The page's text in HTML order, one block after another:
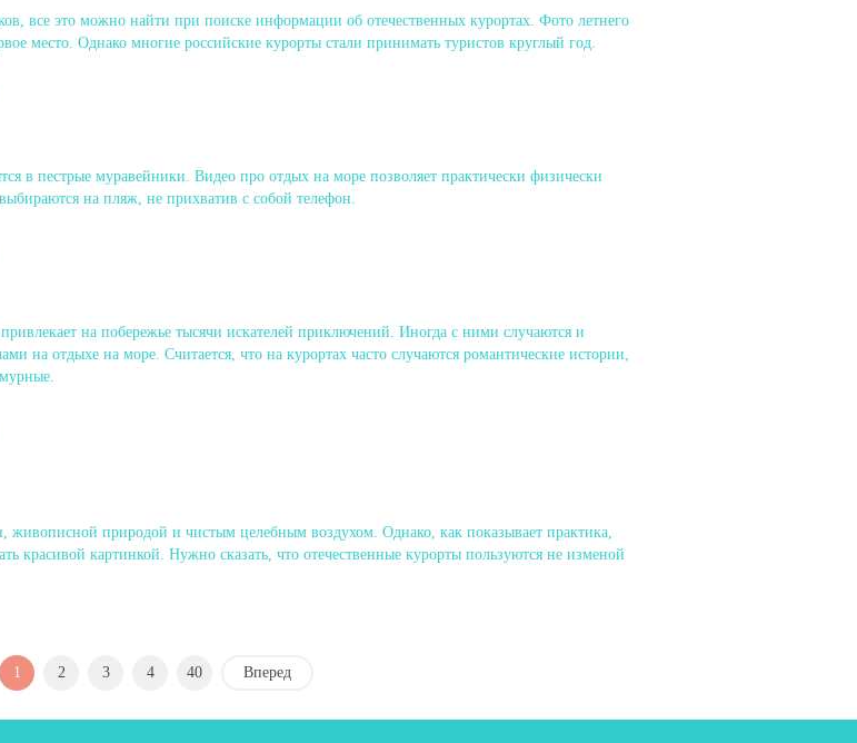
все это можно найти при поиске информации об отечественных курортах. Фото летнего
место. Однако многие российские курорты стали принимать туристов круглый год.
в пестрые муравейники. Видео про отдых на море позволяет практически физически
на пляж, не прихватив с собой телефон.
на побережье тысячи искателей приключений. Иногда с ними случаются и
на отдыхе на море. Считается, что на курортах часто случаются романтические истории,
живописной природой и чистым целебным воздухом. Однако, как показывает практика,
красивой картинкой. Нужно сказать, что отечественные курорты пользуются не изменой
1 2 3 4 40 Вперед